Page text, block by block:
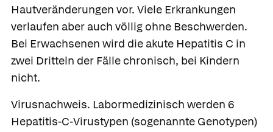
Hautveränderungen vor. Viele Erkrankungen
verlaufen aber auch völlig ohne Beschwerden.
Bei Erwachsenen wird die akute Hepatitis C in
zwei Dritteln der Fälle chronisch, bei Kindern
nicht.
Virusnachweis. Labormedizinisch werden 6
Hepatitis-C-Virustypen (sogenannte Genotypen)